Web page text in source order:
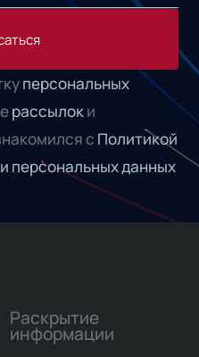
персональных
рассылоки
с Политикой
персональных данных
Раскрытие
информации